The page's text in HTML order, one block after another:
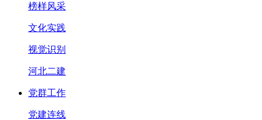
榜样风采
文化实践
视觉识别
河北二建
党群工作
党建连线